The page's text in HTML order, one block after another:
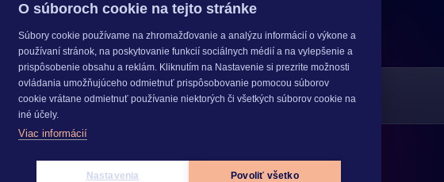
legislatívnou novinkou pre zamestnancov
O súboroch cookie na tejto stránke
Súbory cookie používame na zhromažďovanie a analýzu informácií o výkone a
používaní stránok, na poskytovanie funkcií sociálnych médií a na vylepšenie a
prispôsobenie obsahu a reklám. Kliknutím na Nastavenie si prezrite možnosti
ovládania umožňujúceho odmietnuť prispôsobovanie pomocou súborov
cookie vrátane odmietnuť používanie niektorých či všetkých súborov cookie na
iné účely.
Viac informácií
Nastavenia Povoliť všetko